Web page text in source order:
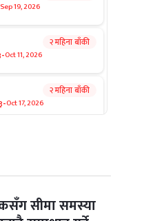
Sep 19, 2026
-Oct 11, 2026
२ महिना बाँकी
-Oct 17, 2026
२ महिना बाँकी
-Oct 20, 2026सीमा समस्या